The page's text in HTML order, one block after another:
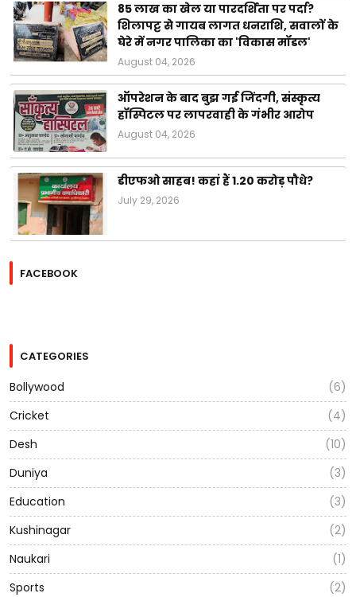
85 लाख का खेल या पारदर्शिता पर पर्दा?
शिलापट्ट से गायब लागत धनराशि, सवालों के
घेरे में नगर पालिका का 'विकास मॉडल'
August 04, 2026
ऑपरेशन के बाद बुझ गई जिंदगी, संस्कृत्य
हॉस्पिटल पर लापरवाही के गंभीर आरोप
August 04, 2026
डीएफओ साहब! कहां हैं 1.20 करोड़ पौधे?
July 29, 2026
FACEBOOK
CATEGORIES
Bollywood
(6)
Cricket
(4)
Desh
(10)
Duniya
(3)
Education
(3)
Kushinagar
(2)
Naukari
(1)
Sports
(2)